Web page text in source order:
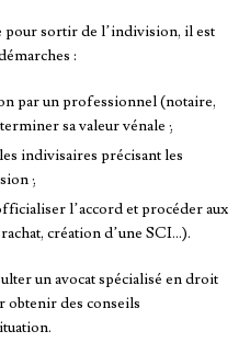
pour sortir de l’indivision, il est
:
par un professionnel (notaire,
sa valeur vénale ;
indivisaires précisant les
;
l’accord et procéder aux
création d’une SCI…).
un avocat spécialisé en droit
obtenir des conseils